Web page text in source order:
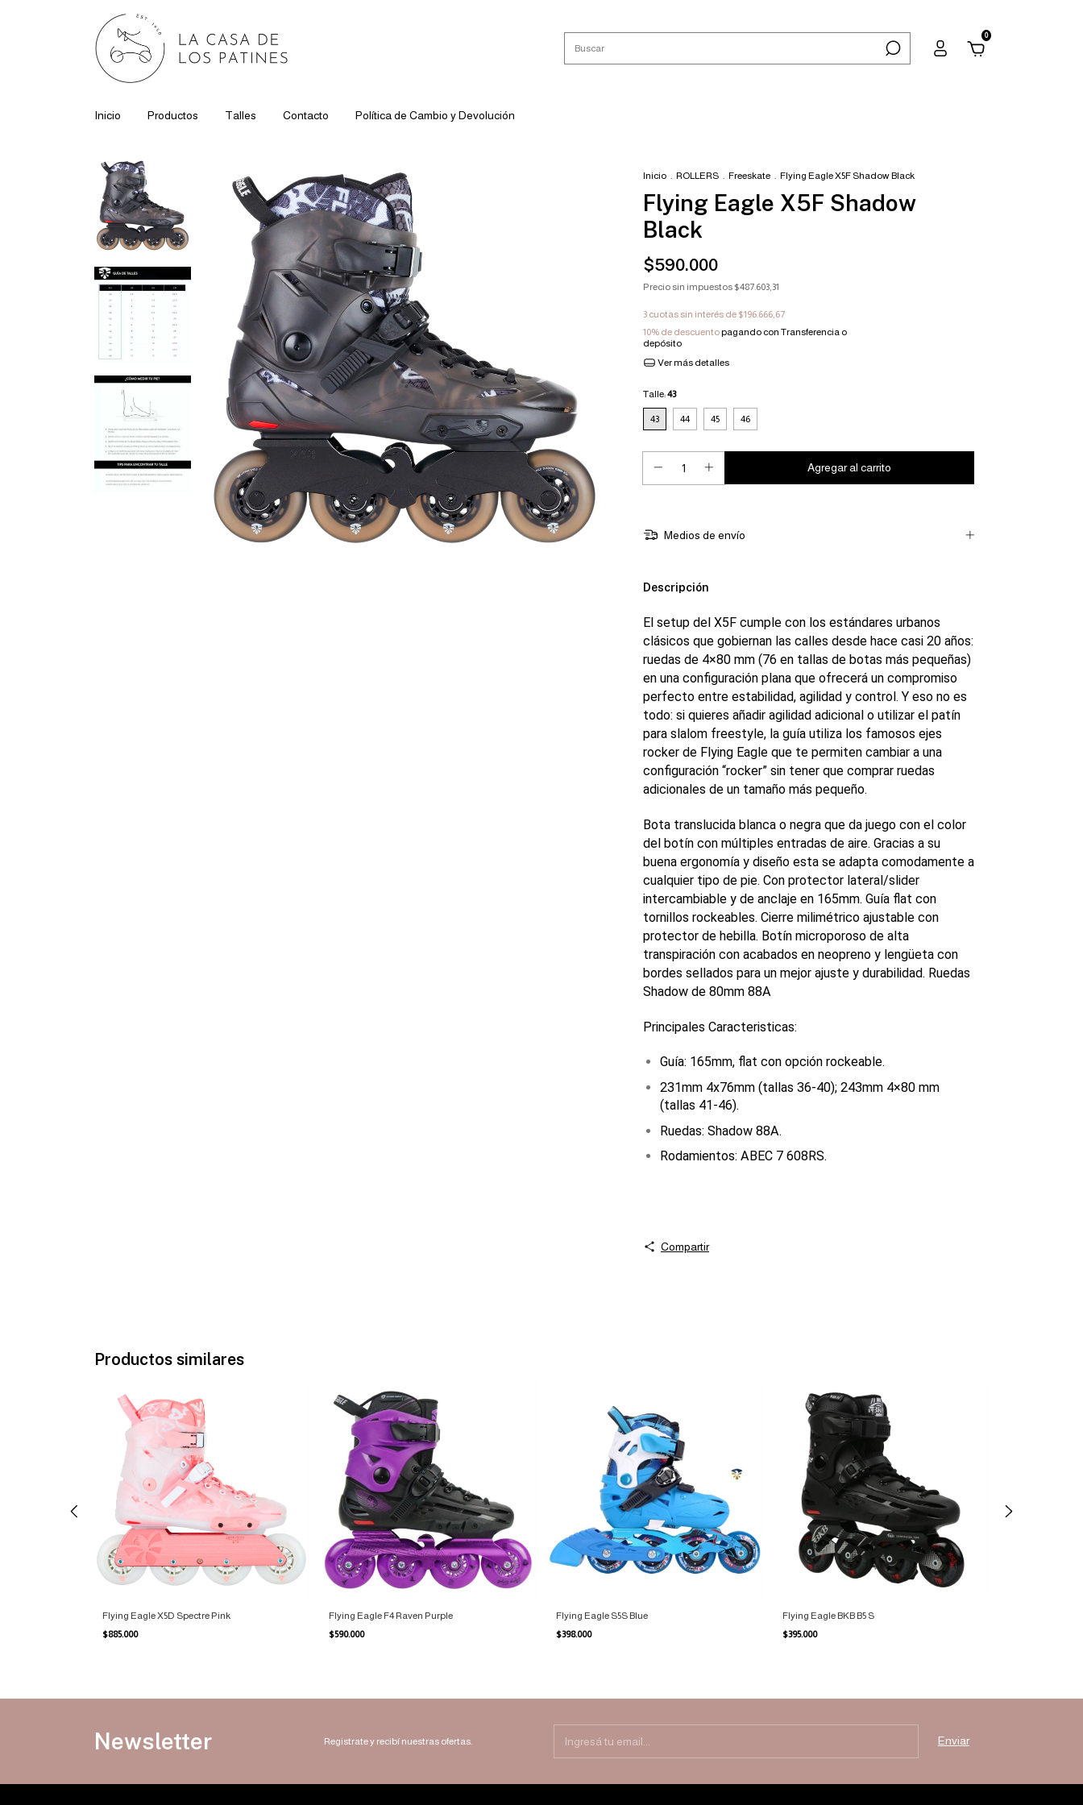
0
Inicio Productos Talles Contacto Política de Cambio y Devolución
Inicio . ROLLERS . Freeskate . Flying Eagle X5F Shadow Black
Flying Eagle X5F Shadow
Black
$590.000
Precio sin impuestos $487.603,31
3 cuotas sin interés de $196.666,67
10% de descuentopagando con Transferencia o
depósito
Ver más detalles
Talle:43
43 44 45 46
Medios de envío
Descripción
El setup del X5F cumple con los estándares urbanos
clásicos que gobiernan las calles desde hace casi 20 años:
ruedas de 4×80 mm (76 en tallas de botas más pequeñas)
en una configuración plana que ofrecerá un compromiso
perfecto entre estabilidad, agilidad y control. Y eso no es
todo: si quieres añadir agilidad adicional o utilizar el patín
para slalom freestyle, la guía utiliza los famosos ejes
rocker de Flying Eagle que te permiten cambiar a una
configuración “rocker” sin tener que comprar ruedas
adicionales de un tamaño más pequeño.
Bota translucida blanca o negra que da juego con el color
del botín con múltiples entradas de aire. Gracias a su
buena ergonomía y diseño esta se adapta comodamente a
cualquier tipo de pie. Con protector lateral/slider
intercambiable y de anclaje en 165mm. Guía flat con
tornillos rockeables. Cierre milimétrico ajustable con
protector de hebilla. Botín microporoso de alta
transpiración con acabados en neopreno y lengüeta con
bordes sellados para un mejor ajuste y durabilidad. Ruedas
Shadow de 80mm 88A
Principales Caracteristicas:
Guía: 165mm, flat con opción rockeable.
231mm 4x76mm (tallas 36-40); 243mm 4×80 mm
(tallas 41-46).
Ruedas: Shadow 88A.
Rodamientos: ABEC 7 608RS.
Compartir
Productos similares
Flying Eagle X5D Spectre Pink
$885.000
Flying Eagle F4 Raven Purple
$590.000
Flying Eagle S5S Blue
$398.000
Flying Eagle BKB B5 S
$395.000
Newsletter Registrate y recibí nuestras ofertas.